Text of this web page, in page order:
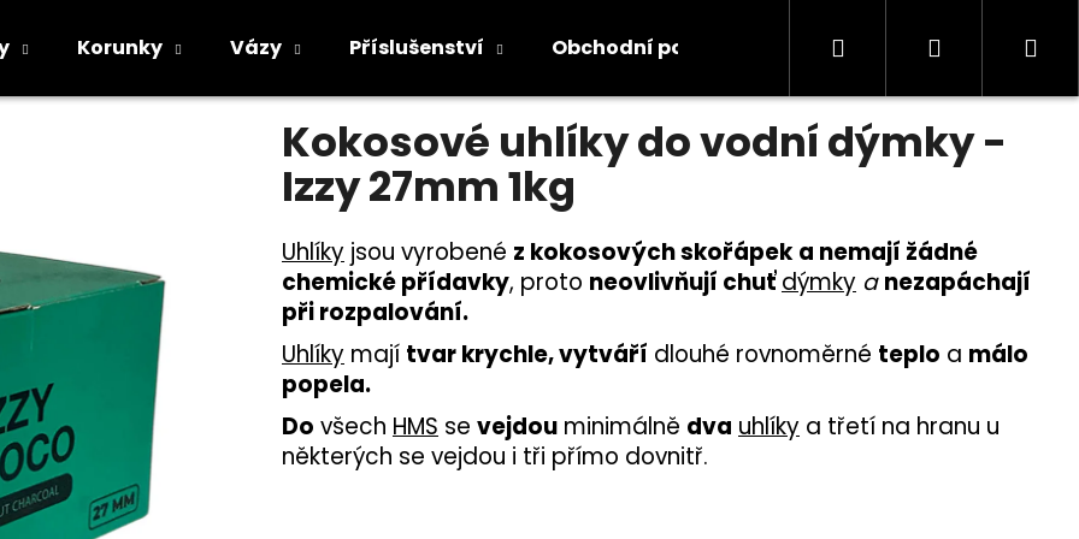
Korunky Vázy Příslušenství Obchodní podmínky Kontakty Informace
Hledat Přihlášení
hodnocení
produktu
je
0,0
hvězdiček.
Kokosové uhlíky do vodní dýmky -
Izzy 27mm 1kg
Uhlíky jsou vyrobené z kokosových skořápek a nemají žádné
chemické přídavky, proto neovlivňují chuť dýmky anezapáchají
při rozpalování.
Uhlíky mají tvar krychle, vytváří dlouhé rovnoměrné teplo a málo
popela.
Do všech HMS se vejdou minimálně dva uhlíky a třetí na hranu u
některých se vejdou i tři přímo dovnitř.
Co potřebujete najít?
Doporučujeme